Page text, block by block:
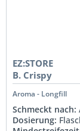
EZ:STORE
B. Crispy
Aroma - Longfill
Schmeckt nach:
Dosierung: